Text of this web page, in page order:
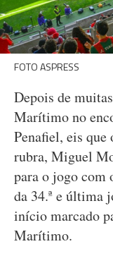
FOTO ASPRESS
Depois de
Marítimo no
Penafiel, eis
rubra, Miguel
para o jogo com
da 34.ª e última
início marcado
Marítimo.